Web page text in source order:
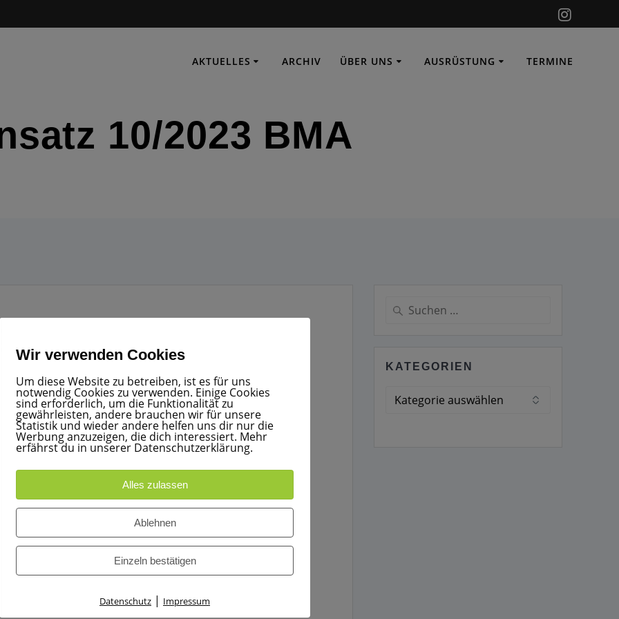
AKTUELLES ARCHIV ÜBER UNS AUSRÜSTUNG TERMINE
10/2023 BMA
BMA
Suche
KATEGORIEN
Kategorien
Wir verwenden Cookies
Um diese Website zu betreiben, ist es für uns
notwendig Cookies zu verwenden. Einige Cookies
sind erforderlich, um die Funktionalität zu
gewährleisten, andere brauchen wir für unsere
Statistik und wieder andere helfen uns dir nur die
Werbung anzuzeigen, die dich interessiert. Mehr
erfährst du in unserer Datenschutzerklärung.
Alles zulassen
Ablehnen
Einzeln bestätigen
Datenschutz | Impressum